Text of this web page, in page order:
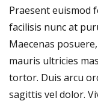
Praesent euismod
facilisis nunc at
Maecenas
mauris ultricies
tortor. Duis arcu
sagittis vel dolor.